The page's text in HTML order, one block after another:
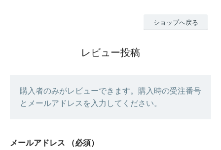
ショップへ戻る
レビュー投稿
購入者のみがレビューできます。購入時の受注番号
とメールアドレスを入力してください。
メールアドレス （必須）